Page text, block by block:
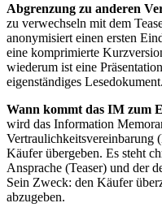
Abgrenzung zu anderen
zu verwechseln mit dem
anonymisiert einen ersten
eine komprimierte
wiederum ist eine
eigenständiges Lesedokument.
Wann kommt das IM zum
wird das Information
Vertraulichkeitsvereinbarung
Käufer übergeben. Es steht
Ansprache (Teaser) und der
Sein Zweck: den Käufer
abzugeben.